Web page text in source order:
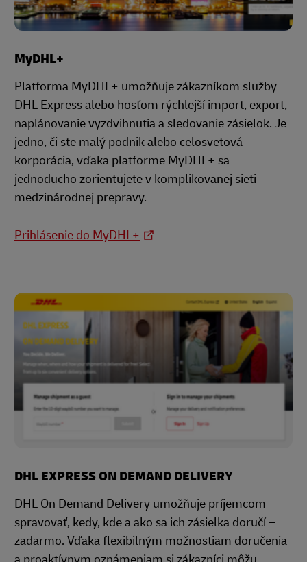
MyDHL+
Platforma MyDHL+ umožňuje zákazníkom služby
DHL Express alebo hosťom rýchlejší import, export,
naplánovanie vyzdvihnutia a sledovanie zásielok. Je
jedno, či ste malý podnik alebo celosvetová
korporácia, vďaka platforme MyDHL+ sa
jednoducho zorientujete v komplikovanej sieti
medzinárodnej prepravy.
Prihlásenie do MyDHL+
DHL EXPRESS ON DEMAND DELIVERY
DHL On Demand Delivery umožňuje príjemcom
spravovať, kedy, kde a ako sa ich zásielka doručí –
zadarmo. Vďaka flexibilným možnostiam doručenia